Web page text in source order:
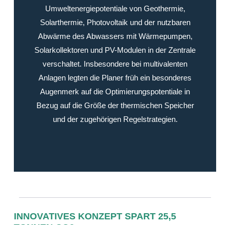
Umweltenergiepotentiale von Geothermie,
Solarthermie, Photovoltaik und der nutzbaren
Abwärme des Abwassers mit Wärmepumpen,
Solarkollektoren und PV-Modulen in der Zentrale
verschaltet. Insbesondere bei multivalenten
Anlagen legten die Planer früh ein besonderes
Augenmerk auf die Optimierungspotentiale in
Bezug auf die Größe der thermischen Speicher
und der zugehörigen Regelstrategien.
INNOVATIVES KONZEPT SPART 25,5